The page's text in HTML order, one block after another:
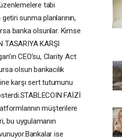
tabi
sunma planlarının,
banka olsunlar. Kimse
TASARIYA KARŞI
CEO’su, Clarity Act
olsun bankacılık
karşı sert tutumunu
FAİZİ
müşterilere
bu uygulamanın
ise